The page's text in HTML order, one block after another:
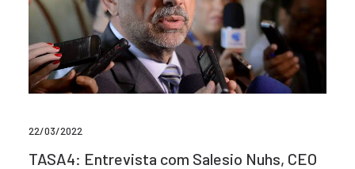
22/03/2022
TASA4: Entrevista com Salesio Nuhs, CEO